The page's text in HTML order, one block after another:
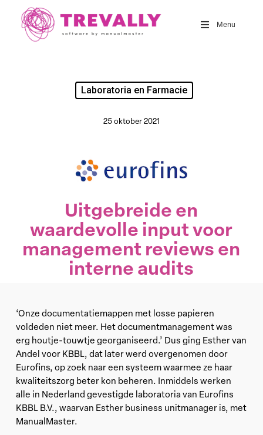
Menu
Laboratoria en Farmacie
25 oktober 2021
Uitgebreide en
waardevolle input voor
management reviews en
interne audits
‘Onze documentatiemappen met losse papieren
voldeden niet meer. Het documentmanagement was
erg houtje-touwtje georganiseerd.’ Dus ging Esther van
Andel voor KBBL, dat later werd overgenomen door
Eurofins, op zoek naar een systeem waarmee ze haar
kwaliteitszorg beter kon beheren. Inmiddels werken
alle in Nederland gevestigde laboratoria van Eurofins
KBBL B.V., waarvan Esther business unitmanager is, met
ManualMaster.